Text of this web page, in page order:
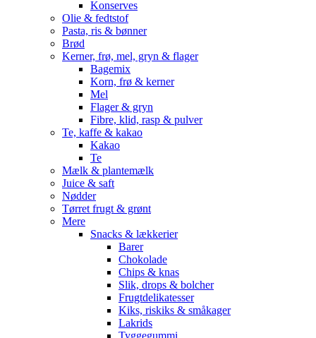
Konserves
Olie & fedtstof
Pasta, ris & bønner
Brød
Kerner, frø, mel, gryn & flager
Bagemix
Korn, frø & kerner
Mel
Flager & gryn
Fibre, klid, rasp & pulver
Te, kaffe & kakao
Kakao
Te
Mælk & plantemælk
Juice & saft
Nødder
Tørret frugt & grønt
Mere
Snacks & lækkerier
Barer
Chokolade
Chips & knas
Slik, drops & bolcher
Frugtdelikatesser
Kiks, riskiks & småkager
Lakrids